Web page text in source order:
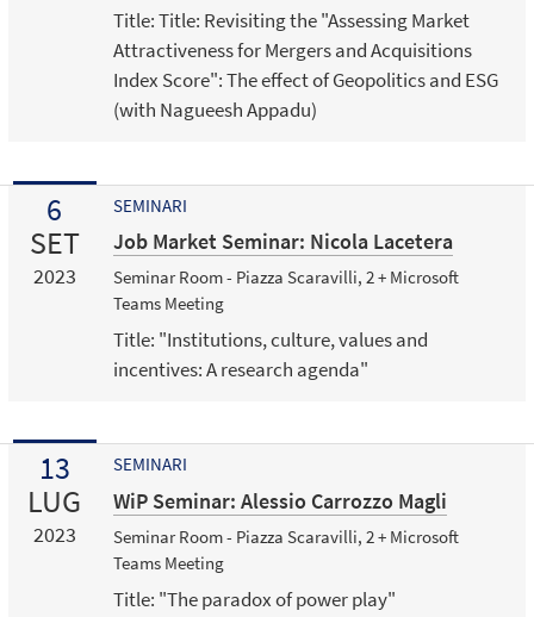
Title: Title: Revisiting the "Assessing Market
Attractiveness for Mergers and Acquisitions
Index Score": The effect of Geopolitics and ESG
(with Nagueesh Appadu)
6
SET
2023
SEMINARI
Job Market Seminar: Nicola Lacetera
Seminar Room - Piazza Scaravilli, 2 + Microsoft
Teams Meeting
Title: "Institutions, culture, values and
incentives: A research agenda"
13
LUG
2023
SEMINARI
WiP Seminar: Alessio Carrozzo Magli
Seminar Room - Piazza Scaravilli, 2 + Microsoft
Teams Meeting
Title: "The paradox of power play"